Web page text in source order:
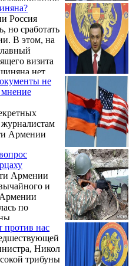
в
Совбеза
в Ереване
Россия
но сработать
В этом, на
визита
нет
нет смысла
не
мнение
журналистам
Армении
Армении
и
по
против нас
Никол
трибуны